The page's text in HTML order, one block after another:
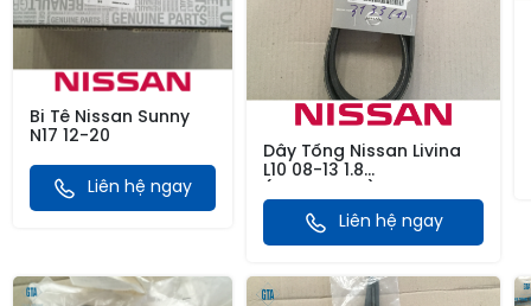
Bi Tê Nissan Sunny
N17 12-20
Liên hệ ngay
Dây Tổng Nissan Livina
L10 08-13 1.8
1.8, G11 2.0 08-12 6PK1205,
Liên hệ ngay